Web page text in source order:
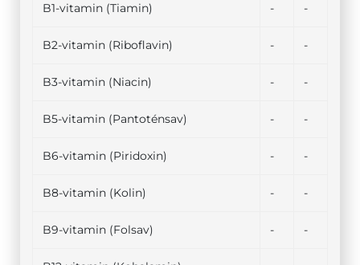
B1-vitamin (Tiamin) - -
B2-vitamin (Riboflavin) - -
B3-vitamin (Niacin) - -
B5-vitamin (Pantoténsav) - -
B6-vitamin (Piridoxin) - -
B8-vitamin (Kolin) - -
B9-vitamin (Folsav) - -